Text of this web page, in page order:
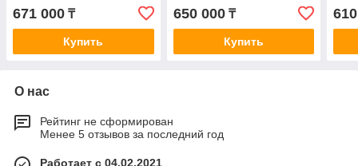
671 000 ₸
Купить
650 000₸
Купить
О нас
Рейтинг не сформирован
Менее 5 отзывов за последний год
Работает с 04.02.2021